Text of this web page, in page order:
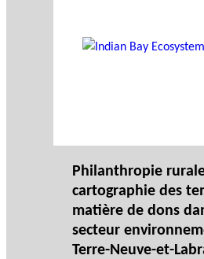
Philanthropie
cartographie des
matière de dons
secteur
Terre-Neuve-et-